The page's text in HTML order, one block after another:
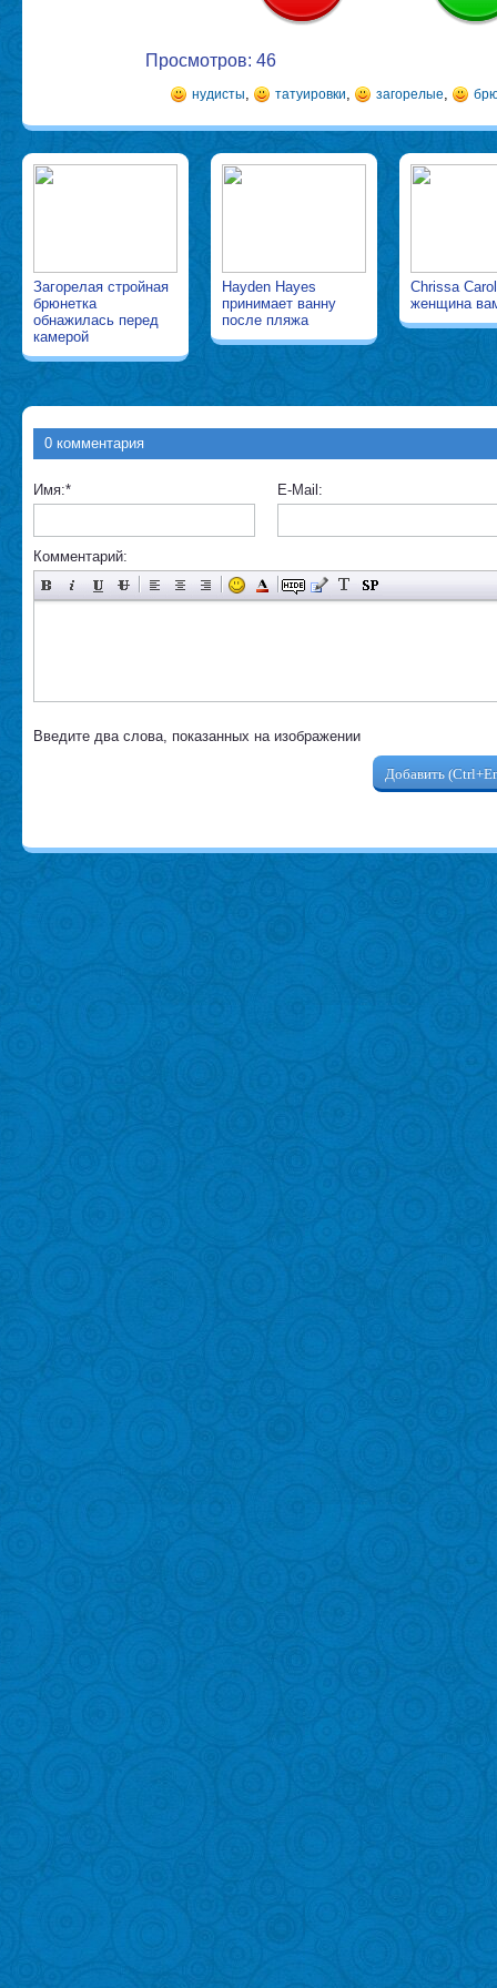
Просмотров: 46
нудисты, татуировки, загорелые,
Загорелая стройная
брюнетка
обнажилась перед
камерой
Hayden Hayes
принимает ванну
после пляжа
Chrissa
женщина
0 комментария
Имя:* E-Mail:
Комментарий:
Введите два слова, показанных на изображении
Добавить